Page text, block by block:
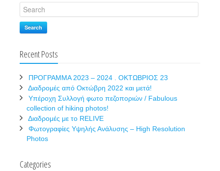
Search
Recent Posts
ΠΡΟΓΡΑΜΜΑ 2023 – 2024 . ΟΚΤΩΒΡΙΟΣ 23
Διαδρομές από Οκτώβρη 2022 και μετά!
Υπέροχη Συλλογή φωτο πεζοποριών / Fabulous
collection of hiking photos!
Διαδρομές με το RELIVE
Φωτογραφίες Υψηλής Ανάλυσης – High Resolution
Photos
Categories